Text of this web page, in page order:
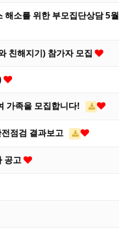
해소를 위한 부모집단상담 5월
친해지기) 참가자 모집
가족을 모집합니다!
점검 결과보고
공고